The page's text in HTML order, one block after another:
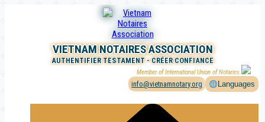
VIETNAM NOTAIRES ASSOCIATION
AUTHENTIFIER TESTAMENT - CRÉER CONFIANCE
Member of International Union of Notaries
info@vietnamnotary.org Languages